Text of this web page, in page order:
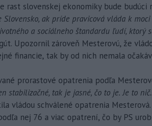
rast slovenskej ekonomiky bude budúci
Slovensko, ak príde pravicová vláda k
a sociálneho štandardu ľudí, ktorý
Upozornil zároveň Mesterovú, že
financie, tak by od nich nemala
prorastové opatrenia podľa
stabilizačné, tak je jasné, čo to je. Je to
vládou schválené opatrenia
nej 76 a viac opatrení, čo by PS